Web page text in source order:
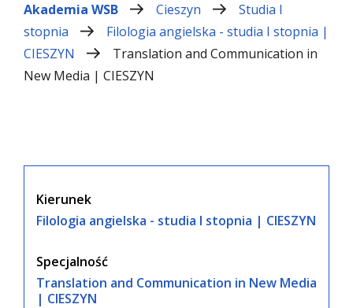
Akademia WSB Cieszyn
Studia I
stopnia
Filologia angielska - studia I stopnia |
CIESZYN
Translation and Communication in
New Media | CIESZYN
Kierunek
Filologia angielska - studia I stopnia | CIESZYN
Specjalność
Translation and Communication in New Media
| CIESZYN